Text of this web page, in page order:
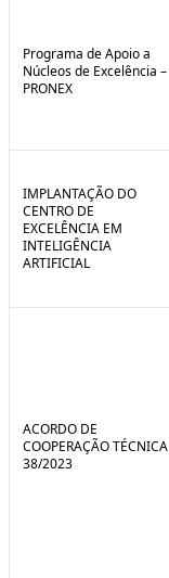
Programa de Apoio a
Núcleos de Excelência –
PRONEX
IMPLANTAÇÃO DO
CENTRO DE
EXCELÊNCIA EM
INTELIGÊNCIA
ARTIFICIAL
ACORDO DE
COOPERAÇÃO TÉCNICA
38/2023